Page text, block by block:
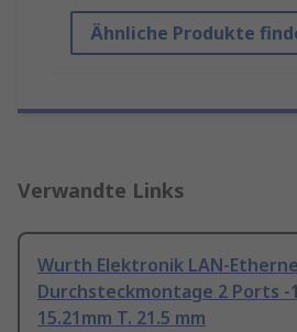
Ähnliche Produkte
Verwandte Links
Wurth Elektronik LAN-
Durchsteckmontage 2 Ports -
15.21mm T. 21.5 mm